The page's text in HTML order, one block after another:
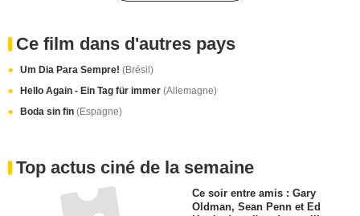
Ce film dans d'autres pays
Um Dia Para Sempre! (Brésil)
Hello Again - Ein Tag für immer (Allemagne)
Boda sin fin (Espagne)
Top actus ciné de la semaine
Ce soir entre amis : Gary
Oldman, Sean Penn et Ed